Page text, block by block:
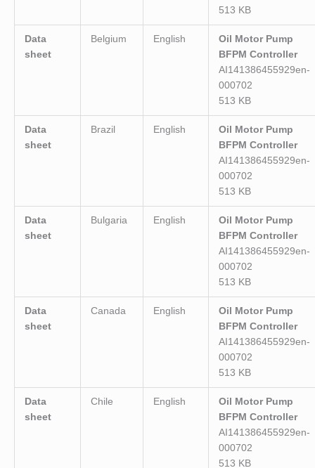
513 KB
Data
sheet
Belgium English
Oil Motor Pump
BFPM Controller
AI141386455929en-
000702
513 KB
Data
sheet
Brazil English
Oil Motor Pump
BFPM Controller
AI141386455929en-
000702
513 KB
Data
sheet
Bulgaria English
Oil Motor Pump
BFPM Controller
AI141386455929en-
000702
513 KB
Data
sheet
Canada English
Oil Motor Pump
BFPM Controller
AI141386455929en-
000702
513 KB
Data
sheet
Chile English
Oil Motor Pump
BFPM Controller
AI141386455929en-
000702
513 KB